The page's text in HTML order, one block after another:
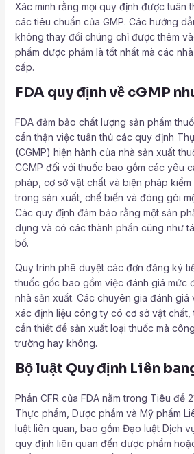
Xác minh rằng mọi quy định được tuân
các tiêu chuẩn của GMP. Các hướng
không thay đổi chúng chỉ được thêm
phẩm dược phẩm là tốt nhất mà các
cấp.
FDA quy định về cGMP
FDA đảm bảo chất lượng sản phẩm
cẩn thận việc tuân thủ các quy định
(CGMP) hiện hành của nhà sản xuất
CGMP đối với thuốc bao gồm các yêu
pháp, cơ sở vật chất và biện pháp
trong sản xuất, chế biến và đóng gói
Các quy định đảm bảo rằng một sản
dụng và có các thành phần cũng như
bố.
Quy trình phê duyệt các đơn đăng ký
thuốc gốc bao gồm việc đánh giá mức
nhà sản xuất. Các chuyên gia đánh giá
xác định liệu công ty có cơ sở vật chất,
cần thiết để sản xuất loại thuốc mà
trường hay không.
Bộ luật Quy định Liên
Phần CFR của FDA nằm trong Tiêu đề
Thực phẩm, Dược phẩm và Mỹ phẩm
luật liên quan, bao gồm Đạo luật Dịch
quy định liên quan đến dược phẩm